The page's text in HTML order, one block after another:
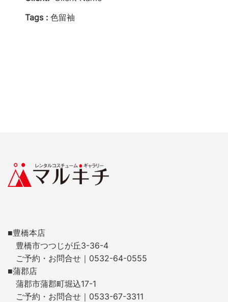
Tags : 色留袖
■豊橋本店
豊橋市つつじが丘3-36-4
ご予約・お問合せ｜0532-64-0555
■蒲郡店
蒲郡市蒲郡町堀込17-1
ご予約・お問合せ｜0533-67-3311